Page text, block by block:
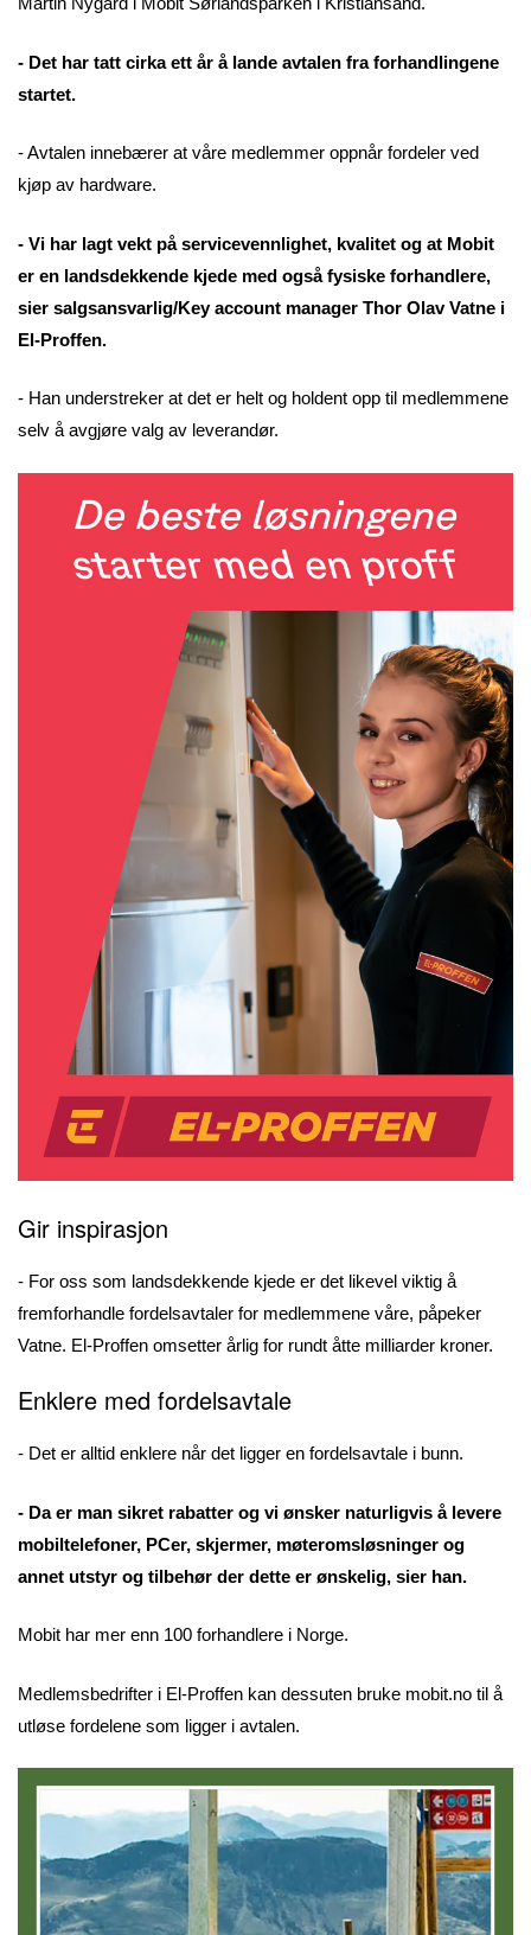
- Det har tatt cirka ett år å lande avtalen fra forhandlingene
startet.
- Avtalen innebærer at våre medlemmer oppnår fordeler ved
kjøp av hardware.
- Vi har lagt vekt på servicevennlighet, kvalitet og at Mobit
er en landsdekkende kjede med også fysiske forhandlere,
sier salgsansvarlig/Key account manager Thor Olav Vatne i
El-Proffen.
- Han understreker at det er helt og holdent opp til medlemmene
selv å avgjøre valg av leverandør.
Gir inspirasjon
- For oss som landsdekkende kjede er det likevel viktig å
fremforhandle fordelsavtaler for medlemmene våre, påpeker
Vatne. El-Proffen omsetter årlig for rundt åtte milliarder kroner.
Enklere med fordelsavtale
- Det er alltid enklere når det ligger en fordelsavtale i bunn.
- Da er man sikret rabatter og vi ønsker naturligvis å levere
mobiltelefoner, PCer, skjermer, møteromsløsninger og
annet utstyr og tilbehør der dette er ønskelig, sier han.
Mobit har mer enn 100 forhandlere i Norge.
Medlemsbedrifter i El-Proffen kan dessuten bruke mobit.no til å
utløse fordelene som ligger i avtalen.